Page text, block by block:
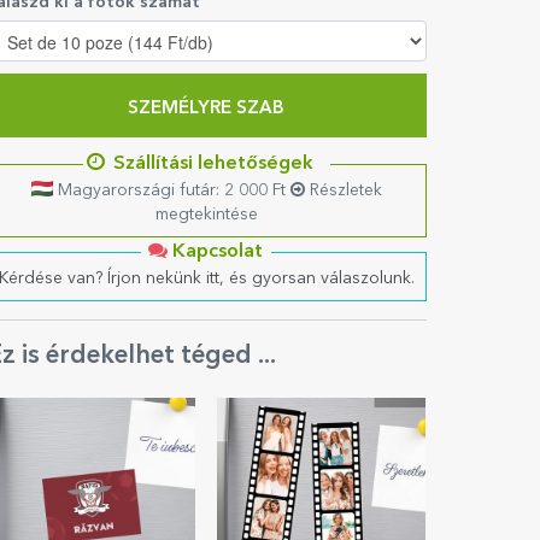
SZEMÉLYRE SZAB
Szállítási lehetőségek
Magyarországi futár: 2 000 Ft
Részletek
megtekintése
Kapcsolat
van? Írjon nekünk itt, és gyorsan válaszolunk.
is érdekelhet téged ...